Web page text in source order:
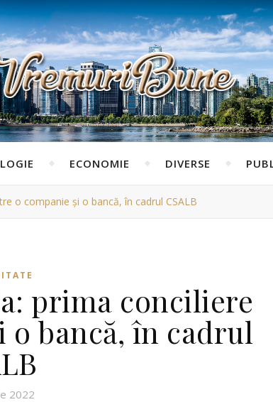
ECONOMIE DIVERSE
o companie și o bancă, în cadrul CSALB
prima conciliere
bancă, în cadrul
2022